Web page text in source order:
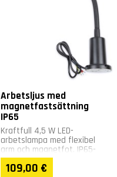
Arbetsljus med
magnetfastsättning
IP65
Kraftfull 4,5 W LED-
arbetslampa med flexibel
arm och magnetfot. IP65-
stänksvattentät – lämplig
för krävande förhållanden.
109,00 €